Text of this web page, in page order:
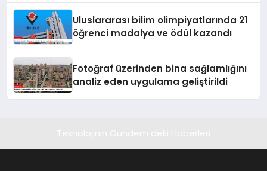
Uluslararası bilim olimpiyatlarında 21
öğrenci madalya ve ödül kazandı
Fotoğraf üzerinden bina sağlamlığını
analiz eden uygulama geliştirildi